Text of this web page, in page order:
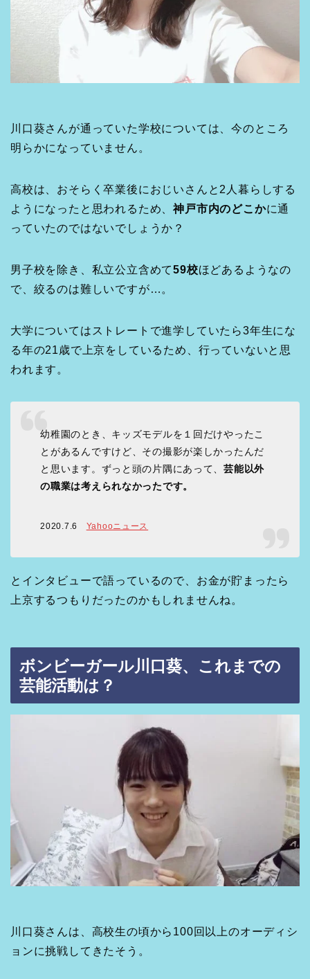
川口葵さんが通っていた学校については、今のところ
明らかになっていません。
高校は、おそらく卒業後におじいさんと2人暮らしする
ようになったと思われるため、神戸市内のどこかに通
っていたのではないでしょうか？
男子校を除き、私立公立含めて59校ほどあるようなの
で、絞るのは難しいですが…。
大学についてはストレートで進学していたら3年生にな
る年の21歳で上京をしているため、行っていないと思
われます。
幼稚園のとき、キッズモデルを１回だけやったこ
とがあるんですけど、その撮影が楽しかったんだ
と思います。ずっと頭の片隅にあって、芸能以外
の職業は考えられなかったです。
2020.7.6 Yahooニュース
とインタビューで語っているので、お金が貯まったら
上京するつもりだったのかもしれませんね。
ボンビーガール川口葵、これまでの
芸能活動は？
川口葵さんは、高校生の頃から100回以上のオーディシ
ョンに挑戦してきたそう。